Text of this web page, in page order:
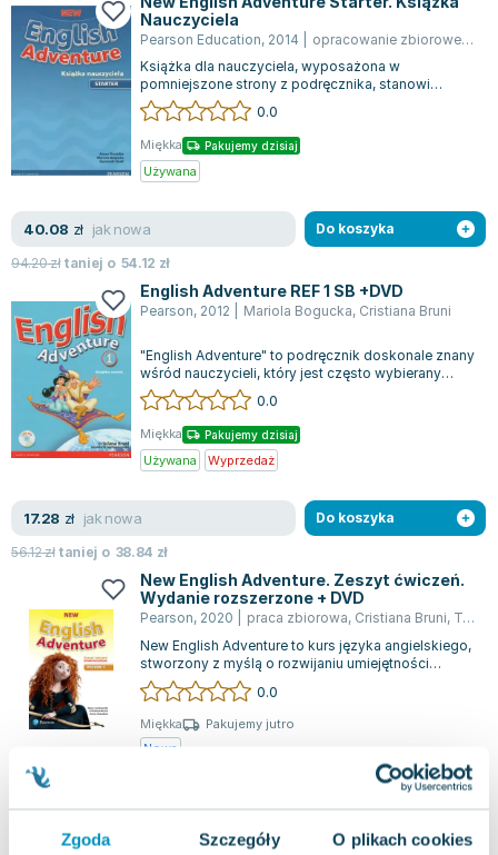
Zgoda Szczegóły O plikach cookies
Joseph Murphy
Jan Sztaudynger
Aleksander Puszkin
Maddie Ziegler
Maria Seweryn
Janina Zającówna
Eric Helms
Anna Prus (oprac.)
Nela Mała Reporterka
Agnieszka Maciąg
Barbara Wrzesińska
Terry Pratchett
Ajahn Brahm
Lucinda Riley
Jacek Walkiewicz
Nauczyciela
Pearson Education, 2014 opracowanie zbiorowe
,
Książka dla nauczyciela, wyposażona w
pomniejszone strony z podręcznika, stanowi
nieocenioną pomoc w efektywnym planowaniu i
prowa...
0.0
Miękka Pakujemy dzisiaj
Używana
40.08 zł jak nowa
94.20złtaniej o 54.12 zł
Do koszyka
English Adventure REF 1 SB +DVD
Pearson, 2012 Mariola Bogucka, Cristiana Bruni
"English Adventure" to podręcznik doskonale znany
wśród nauczycieli, który jest często wybierany
przez uczniów klas 1-3 na początk...
0.0
Miękka Pakujemy dzisiaj
Używana Wyprzedaż
17.28 zł jak nowa
56.12złtaniej o 38.84 zł
Do koszyka
New English Adventure. Zeszyt ćwiczeń.
Wydanie rozszerzone + DVD
Pearson, 2020 praca zbiorowa, Cristiana Bruni, Tessa Lochow
New English Adventure to kurs języka angielskiego,
stworzony z myślą o rozwijaniu umiejętności
uczniów w klasach 1-3 szkoły podsta...
0.0
Miękka
Pakujemy jutro
Nowa
31.25zł nowa Do koszyka